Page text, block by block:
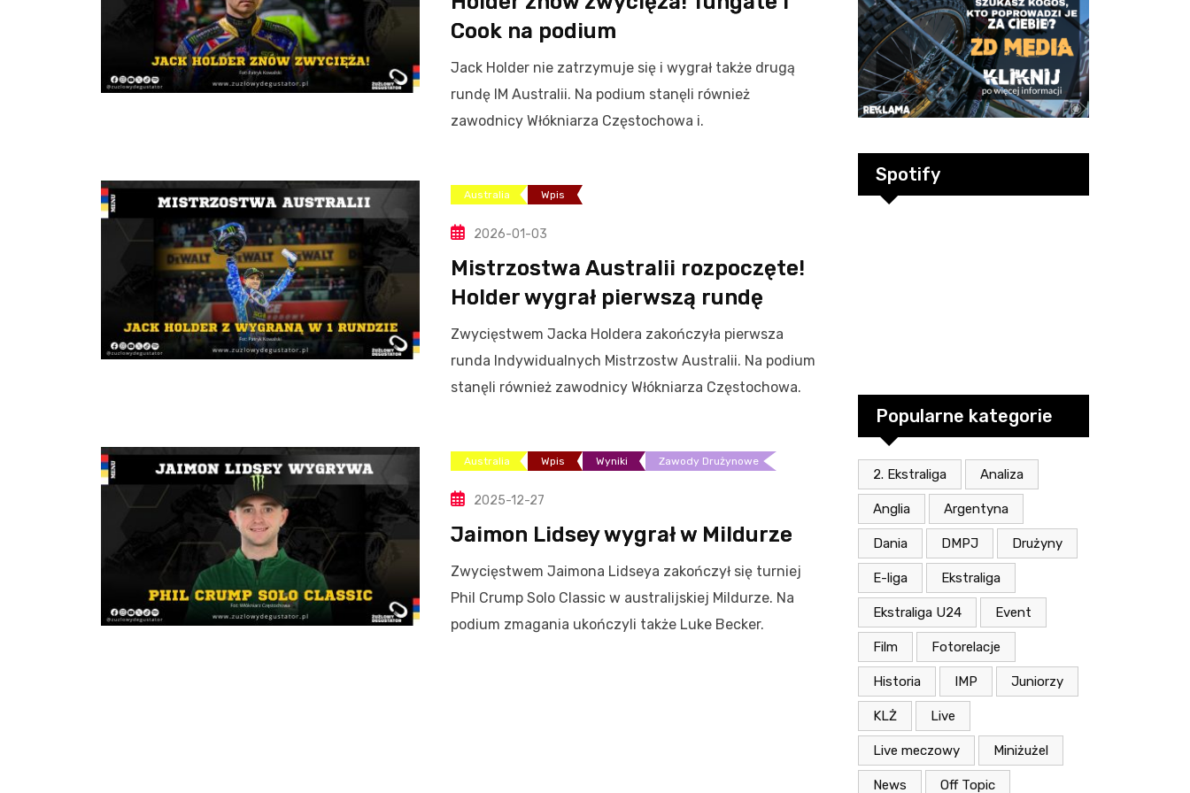
Cook na podium
Jack Holder nie zatrzymuje się i wygrał także drugą
rundę IM Australii. Na podium stanęli również
zawodnicy Włókniarza Częstochowa i.
Australia Wpis
2026-01-03
Mistrzostwa Australii rozpoczęte!
Holder wygrał pierwszą rundę
Zwycięstwem Jacka Holdera zakończyła pierwsza
runda Indywidualnych Mistrzostw Australii. Na podium
stanęli również zawodnicy Włókniarza Częstochowa.
Australia Wpis Wyniki Zawody Drużynowe
2025-12-27
Jaimon Lidsey wygrał w Mildurze
Zwycięstwem Jaimona Lidseya zakończył się turniej
Phil Crump Solo Classic w australijskiej Mildurze. Na
podium zmagania ukończyli także Luke Becker.
Spotify
Popularne kategorie
2. Ekstraliga Analiza
Anglia Argentyna
Dania DMPJ Drużyny
E-liga Ekstraliga
Ekstraliga U24 Event
Film Fotorelacje
Historia IMP Juniorzy
KLŻ Live
Live meczowy Miniżużel
News Off Topic